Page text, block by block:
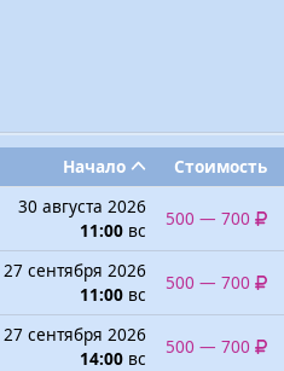
Начало
Стоимость
30 августа 2026
11:00 вс
500 — 700
27 сентября 2026
11:00 вс
500 — 700
27 сентября 2026
14:00 вс
500 — 700